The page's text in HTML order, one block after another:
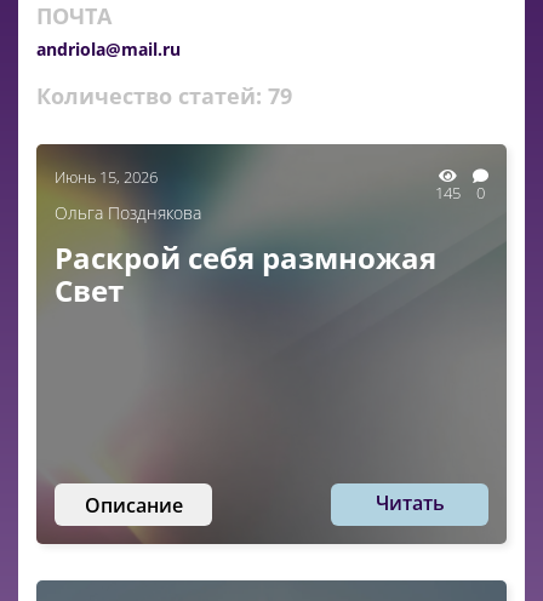
ПОЧТА
andriola@mail.ru
Количество статей: 79
Июнь 15, 2026
145 0
Ольга Позднякова
Раскрой себя размножая
Свет
Описание Читать